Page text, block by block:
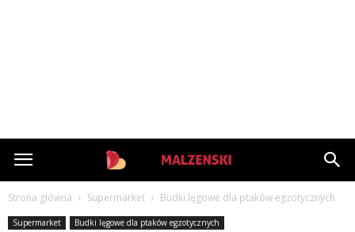
StazMalzenski.pl
Strona główna Supermarket Budki lęgowe dla ptaków egzotycznych
Supermarket Budki lęgowe dla ptaków egzotycznych